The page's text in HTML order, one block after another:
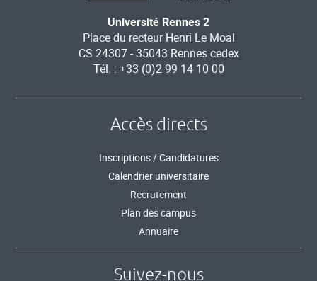
Université Rennes 2
Place du recteur Henri Le Moal
CS 24307 - 35043 Rennes cedex
Tél. : +33 (0)2 99 14 10 00
Accès directs
Inscriptions / Candidatures
Calendrier universitaire
Recrutement
Plan des campus
Annuaire
Suivez-nous